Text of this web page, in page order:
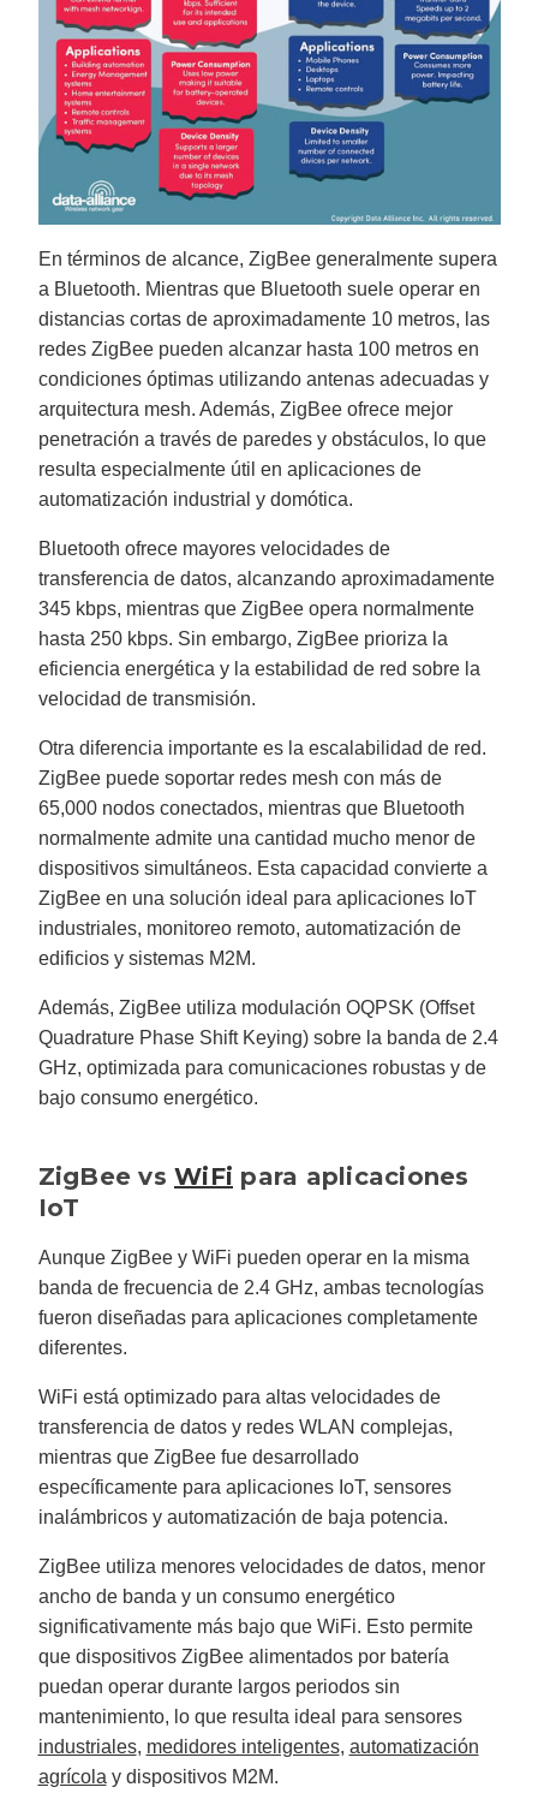
En términos de alcance, ZigBee generalmente supera
a Bluetooth. Mientras que Bluetooth suele operar en
distancias cortas de aproximadamente 10 metros, las
redes ZigBee pueden alcanzar hasta 100 metros en
condiciones óptimas utilizando antenas adecuadas y
arquitectura mesh. Además, ZigBee ofrece mejor
penetración a través de paredes y obstáculos, lo que
resulta especialmente útil en aplicaciones de
automatización industrial y domótica.
Bluetooth ofrece mayores velocidades de
transferencia de datos, alcanzando aproximadamente
345 kbps, mientras que ZigBee opera normalmente
hasta 250 kbps. Sin embargo, ZigBee prioriza la
eficiencia energética y la estabilidad de red sobre la
velocidad de transmisión.
Otra diferencia importante es la escalabilidad de red.
ZigBee puede soportar redes mesh con más de
65,000 nodos conectados, mientras que Bluetooth
normalmente admite una cantidad mucho menor de
dispositivos simultáneos. Esta capacidad convierte a
ZigBee en una solución ideal para aplicaciones IoT
industriales, monitoreo remoto, automatización de
edificios y sistemas M2M.
Además, ZigBee utiliza modulación OQPSK (Offset
Quadrature Phase Shift Keying) sobre la banda de 2.4
GHz, optimizada para comunicaciones robustas y de
bajo consumo energético.
ZigBee vs WiFi para aplicaciones
IoT
Aunque ZigBee y WiFi pueden operar en la misma
banda de frecuencia de 2.4 GHz, ambas tecnologías
fueron diseñadas para aplicaciones completamente
diferentes.
WiFi está optimizado para altas velocidades de
transferencia de datos y redes WLAN complejas,
mientras que ZigBee fue desarrollado
específicamente para aplicaciones IoT, sensores
inalámbricos y automatización de baja potencia.
ZigBee utiliza menores velocidades de datos, menor
ancho de banda y un consumo energético
significativamente más bajo que WiFi. Esto permite
que dispositivos ZigBee alimentados por batería
puedan operar durante largos periodos sin
mantenimiento, lo que resulta ideal para sensores
industriales, medidores inteligentes, automatización
agrícola y dispositivos M2M.